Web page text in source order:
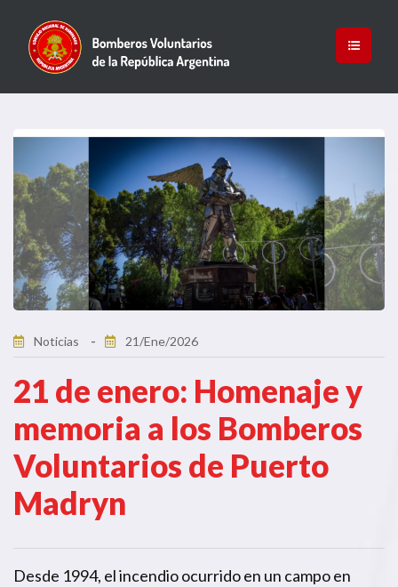
Noticias 21/Ene/2026
21 de enero: Homenaje y
memoria a los Bomberos
Voluntarios de Puerto
Madryn
Desde 1994, el incendio ocurrido en un campo en